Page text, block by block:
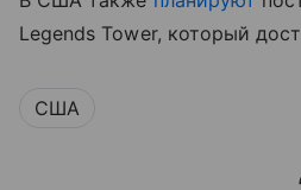
Legends Tower, который
США